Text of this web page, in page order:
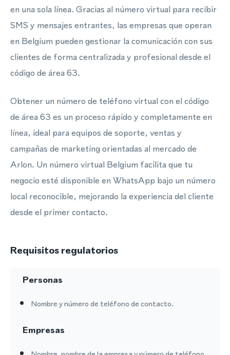
en una sola línea. Gracias al número virtual para recibir
SMS y mensajes entrantes, las empresas que operan
en Belgium pueden gestionar la comunicación con sus
clientes de forma centralizada y profesional desde el
código de área 63.
Obtener un número de teléfono virtual con el código
de área 63 es un proceso rápido y completamente en
línea, ideal para equipos de soporte, ventas y
campañas de marketing orientadas al mercado de
Arlon. Un número virtual Belgium facilita que tu
negocio esté disponible en WhatsApp bajo un número
local reconocible, mejorando la experiencia del cliente
desde el primer contacto.
Requisitos regulatorios
Personas
Nombre y número de teléfono de contacto.
Empresas